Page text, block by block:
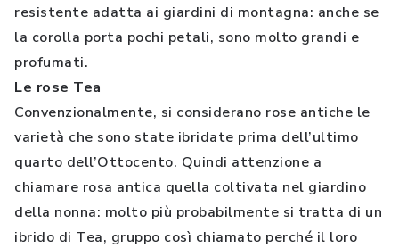
resistente adatta ai giardini di montagna: anche se
la corolla porta pochi petali, sono molto grandi e
profumati.
Le rose Tea
Convenzionalmente, si considerano rose antiche le
varietà che sono state ibridate prima dell’ultimo
quarto dell’Ottocento. Quindi attenzione a
chiamare rosa antica quella coltivata nel giardino
della nonna: molto più probabilmente si tratta di un
ibrido di Tea, gruppo così chiamato perché il loro